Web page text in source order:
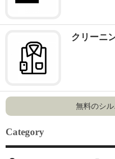
クリーニ
無料のシ
Category